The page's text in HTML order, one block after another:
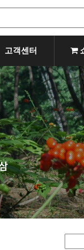
고객센터